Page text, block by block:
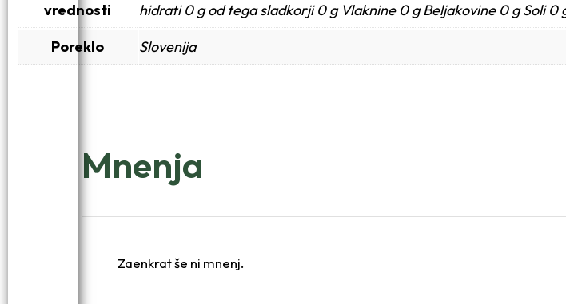
vrednosti
hidrati 0 g od tega sladkorji 0 g Vlaknine 0 g Beljakovine 0 g Soli 0
Poreklo
Slovenija
Mnenja
Zaenkrat še ni mnenj.